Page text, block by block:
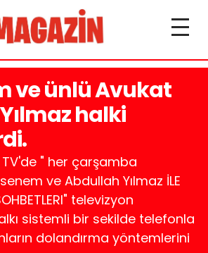
ve ünlü Avukat
halki
" her çarşamba
ve Abdullah Yılmaz İLE
televizyon
sistemli bir sekilde telefonla
dolandırma yöntemlerini